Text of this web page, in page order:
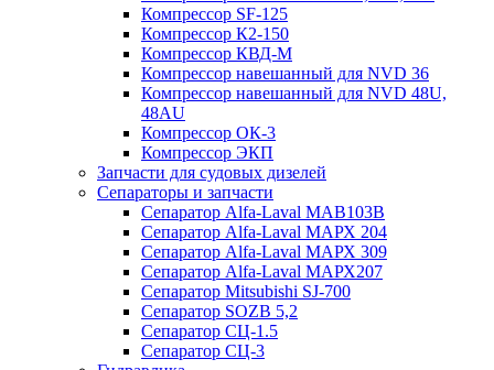
Компрессор SF-125
Компрессор К2-150
Компрессор КВД-М
Компрессор навешанный для NVD 36
Компрессор навешанный для NVD 48U,
48AU
Компрессор ОК-3
Компрессор ЭКП
Запчасти для судовых дизелей
Сепараторы и запчасти
Сепаратор Alfa-Laval МАВ103В
Сепаратор Alfa-Laval МАРХ 204
Сепаратор Alfa-Laval МАРХ 309
Сепаратор Alfa-Laval МАРХ207
Сепаратор Mitsubishi SJ-700
Сепаратор SOZB 5,2
Сепаратор СЦ-1.5
Сепаратор СЦ-3